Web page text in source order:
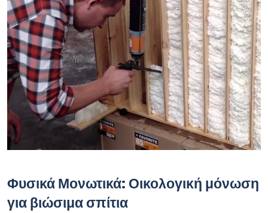
Φυσικά Μονωτικά: Οικολογική μόνωση
για βιώσιμα σπίτια